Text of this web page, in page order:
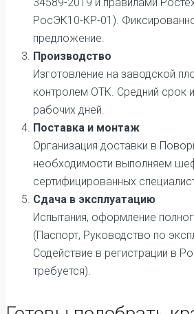
34589-2019 и правилами
РосЭК10-КР-01).
предложение.
Производство
Изготовление на заводской
контролем ОТК. Средний срок
рабочих дней.
Поставка и монтаж
Организация доставки в
необходимости выполняем
сертифицированных
Сдача в эксплуатацию
Испытания, оформление
(Паспорт, Руководство по
Содействие в регистрации в
требуется).